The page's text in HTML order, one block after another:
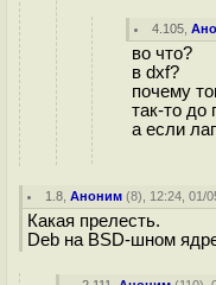
4.105 ,
во что?
в dxf?
почему
так-то до
а если
1.8 ,Аноним (8), 12:24, 01/
Какая прелесть.
Deb на BSD-шном